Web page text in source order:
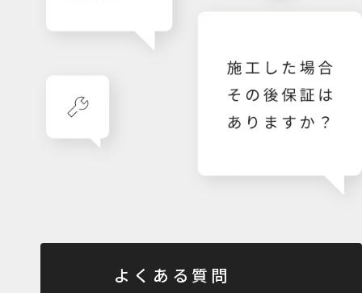
よくある質問